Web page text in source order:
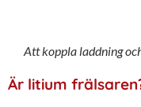
Att koppla laddning
Är litium